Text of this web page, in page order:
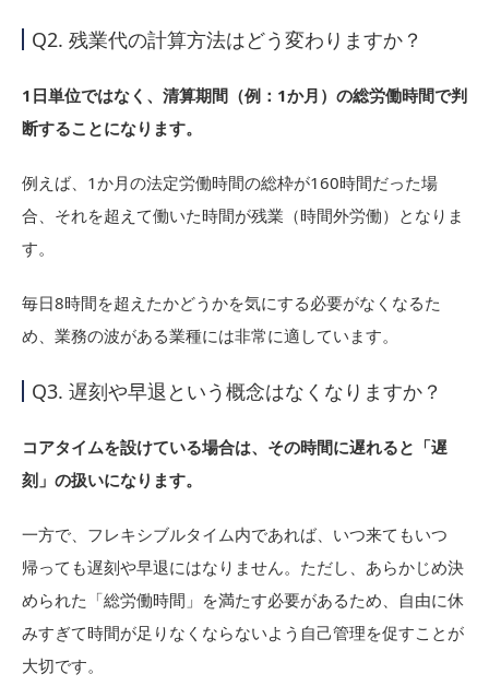
Q2. 残業代の計算方法はどう変わりますか？
1日単位ではなく、清算期間（例：1か月）の総労働時間で判
断することになります。
例えば、1か月の法定労働時間の総枠が160時間だった場
合、それを超えて働いた時間が残業（時間外労働）となりま
す。
毎日8時間を超えたかどうかを気にする必要がなくなるた
め、業務の波がある業種には非常に適しています。
Q3. 遅刻や早退という概念はなくなりますか？
コアタイムを設けている場合は、その時間に遅れると「遅
刻」の扱いになります。
一方で、フレキシブルタイム内であれば、いつ来てもいつ
帰っても遅刻や早退にはなりません。ただし、あらかじめ決
められた「総労働時間」を満たす必要があるため、自由に休
みすぎて時間が足りなくならないよう自己管理を促すことが
大切です。